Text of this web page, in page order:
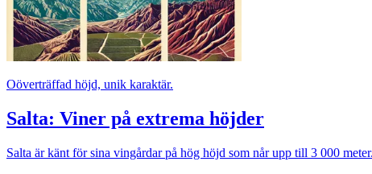
Oöverträffad höjd, unik karaktär.
Salta: Viner på extrema höjder
Salta är känt för sina vingårdar på hög höjd som når upp till 3 000